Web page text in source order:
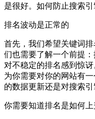
是很好。如何防止搜索
排名波动是正常的
首先，我们希望关键词
们也需要了解一个前提
对不稳定的排名感到惊
为你需要对你的网站有
的数据更新还是对搜索
你需要知道排名是如何上